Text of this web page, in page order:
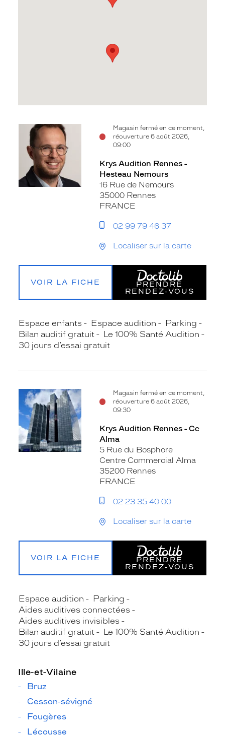
Magasin fermé en ce moment,
réouverture 6 août 2026,
09:00
Voir
fiche
Krys Audition Rennes -
Hesteau Nemours
16 Rue de Nemours
35000 Rennes
FRANCE
02 99 79 46 37
Localiser sur la carte
VOIR LA FICHE
PRENDRE
RENDEZ‑VOUS
Espace enfants Espace audition
Parking
Bilan auditif gratuit
Le 100% Santé Audition
30 jours d’essai gratuit
Magasin fermé en ce moment,
réouverture 6 août 2026,
09:30
Voir
fiche
Krys Audition Rennes - Cc
Alma
5 Rue du Bosphore
Centre Commercial Alma
35200 Rennes
FRANCE
02 23 35 40 00
Localiser sur la carte
VOIR LA FICHE
PRENDRE
RENDEZ‑VOUS
Espace audition
Parking
Aides auditives connectées
Aides auditives invisibles
Bilan auditif gratuit
Le 100% Santé Audition
30 jours d’essai gratuit
Ille-et-Vilaine
Bruz
Cesson-sévigné
Fougères
Lécousse